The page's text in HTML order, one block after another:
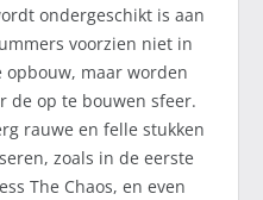
ondergeschikt is aan
voorzien niet in
opbouw, maar worden
de op te bouwen sfeer.
rauwe en felle stukken
zoals in de eerste
The Chaos, en even